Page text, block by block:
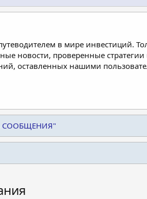
в мире инвестиций.
новости, проверенные
оставленных нашими
СООБЩЕНИЯ"